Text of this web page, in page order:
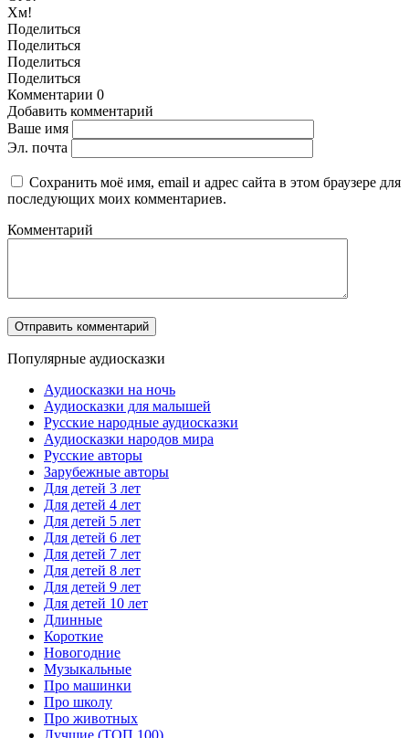
Хм!
Поделиться
Поделиться
Поделиться
Поделиться
Комментарии 0
Добавить комментарий
Ваше имя
Эл. почта
Сохранить моё имя, email и адрес сайта в этом браузере для
последующих моих комментариев.
Комментарий
Популярные аудиосказки
Аудиосказки на ночь
Аудиосказки для малышей
Русские народные аудиосказки
Аудиосказки народов мира
Русские авторы
Зарубежные авторы
Для детей 3 лет
Для детей 4 лет
Для детей 5 лет
Для детей 6 лет
Для детей 7 лет
Для детей 8 лет
Для детей 9 лет
Для детей 10 лет
Длинные
Короткие
Новогодние
Музыкальные
Про машинки
Про школу
Про животных